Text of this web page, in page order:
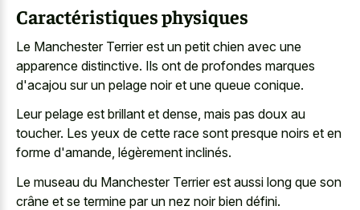
Caractéristiques physiques
Le Manchester Terrier est un petit chien avec une
apparence distinctive. Ils ont de profondes marques
d'acajou sur un pelage noir et une queue conique.
Leur pelage est brillant et dense, mais pas doux au
toucher. Les yeux de cette race sont presque noirs et en
forme d'amande, légèrement inclinés.
Le museau du Manchester Terrier est aussi long que son
crâne et se termine par un nez noir bien défini.